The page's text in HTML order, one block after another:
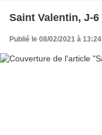
Saint Valentin, J-6
Publié le 08/02/2021 à 13:24